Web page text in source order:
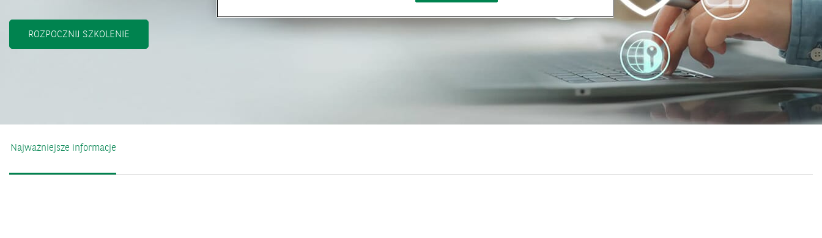
ROZPOCZNIJ SZKOLENIE
Najważniejsze informacje